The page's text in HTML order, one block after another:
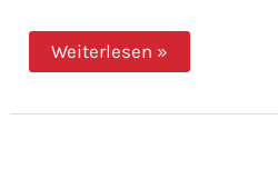
Singleton
&
Weiterlesen »